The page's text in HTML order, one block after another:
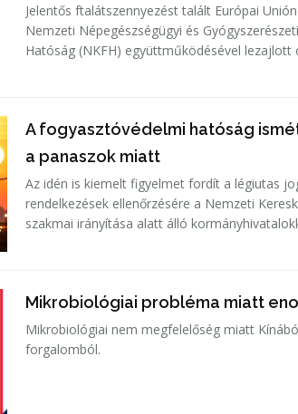
Jelentős ftalátszennyezést talált Európai
Nemzeti Népegészségügyi és
Hatóság (NKFH) együttműködésével lezajlott
A fogyasztóvédelmi hatóság
a panaszok miatt
Az idén is kiemelt figyelmet fordít a légiutas
rendelkezések ellenőrzésére a Nemzeti
szakmai irányítása alatt álló
Mikrobiológiai probléma miatt
Mikrobiológiai nem megfelelőség miatt
forgalomból.